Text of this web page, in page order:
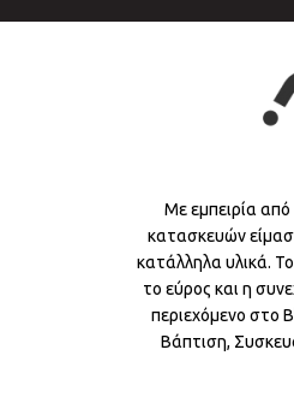
Με εμπειρία
κατασκευών
κατάλληλα υλικά.
το εύρος και η
περιεχόμενο στο
Βάπτιση,